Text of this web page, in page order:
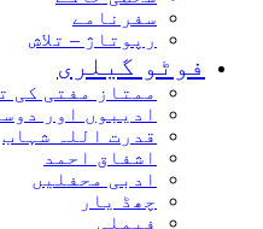
سفرنامے
رپوتاژ – تلاش
فوٹو گیلری
ممتاز مفتی کی
ادیبوں اور
قدرت اللہ شہاب
اشفاق احمد
ادبی محفلیں
چھڈ یار
فیملی